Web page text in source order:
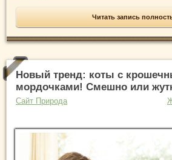
Читать запись
Новый тренд: коты с
мордочками! Смешно или
Сайт Природа